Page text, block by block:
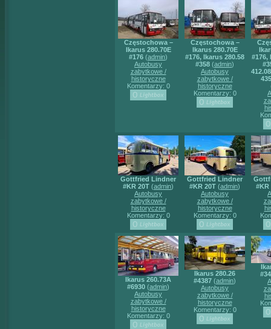
Częstochowa –
Ikarus 280.70E
#176 (admin)
Autobusy
zabytkowe /
historyczne
Komentarzy: 0
Częstochowa –
Ikarus 280.70E
#176, Ikarus 280.58
#358 (admin)
Autobusy
zabytkowe /
historyczne
Komentarzy: 0
#176,
Gottfried Lindner
#KR 20T (admin)
Autobusy
zabytkowe /
historyczne
Komentarzy: 0
Gottfried Lindner
#KR 20T (admin)
Autobusy
zabytkowe /
historyczne
Komentarzy: 0
#KR
Ikarus 260.73A
#6930 (admin)
Autobusy
zabytkowe /
historyczne
Komentarzy: 0
Ikarus 280.26
#4387 (admin)
Autobusy
zabytkowe /
historyczne
Komentarzy: 0